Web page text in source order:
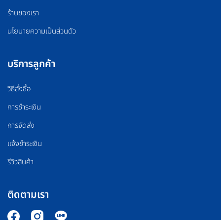
ร้านของเรา
นโยบายความเป็นส่วนตัว
บริการลูกค้า
วิธีสั่งซื้อ
การชำระเงิน
การจัดส่ง
แจ้งชำระเงิน
รีวิวสินค้า
ติดตามเรา